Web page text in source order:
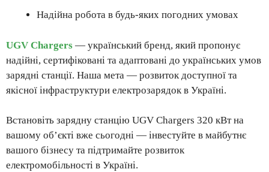
Надійна робота в будь-яких погодних умовах
UGV Chargers — український бренд, який пропонує
надійні, сертифіковані та адаптовані до українських умов
зарядні станції. Наша мета — розвиток доступної та
якісної інфраструктури електрозарядок в Україні.
Встановіть зарядну станцію UGV Chargers 320 кВт на
вашому об’єкті вже сьогодні — інвестуйте в майбутнє
вашого бізнесу та підтримайте розвиток
електромобільності в Україні.